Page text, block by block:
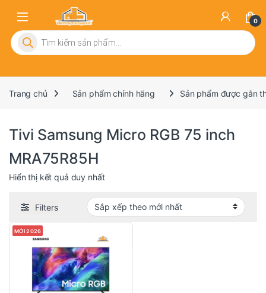
0
Tìm kiếm sản phẩm
Trang chủ Sản phẩm chính hãng Sản phẩm được gắn
Tivi Samsung Micro RGB 75 inch
MRA75R85H
Hiển thị kết quả duy nhất
Filters
MỚI 2026